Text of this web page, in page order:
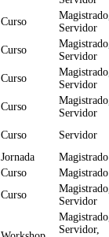
Curso
Magistrado,
Servidor
Curso
Magistrado,
Servidor
Curso
Magistrado,
Servidor
Curso
Magistrado,
Servidor
Curso Servidor
Jornada Magistrado
Curso Magistrado
Curso
Magistrado,
Servidor
Magistrado,
Servidor,